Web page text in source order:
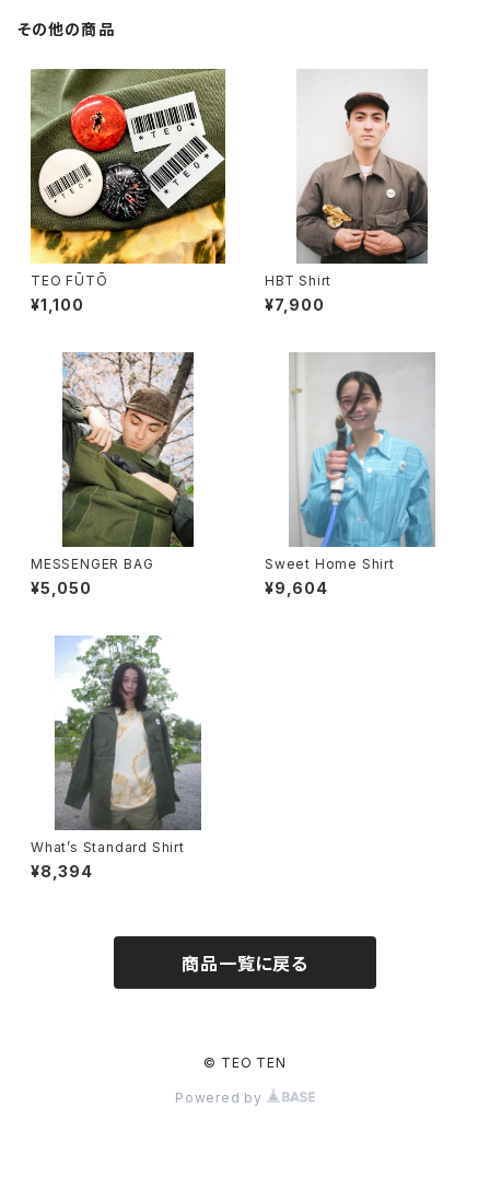
その他の商品
TEO FŪTŌ
¥1,100
HBT Shirt
¥7,900
MESSENGER BAG
¥5,050
Sweet Home Shirt
¥9,604
What’s Standard Shirt
¥8,394
商品一覧に戻る
© TEO TEN
Powered by